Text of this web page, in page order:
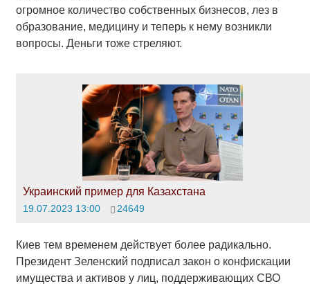
огромное количество собственных бизнесов, лез в
образование, медицину и теперь к нему возникли
вопросы. Деньги тоже стреляют.
Украинский пример для Казахстана
19.07.2023 13:00 24649
Киев тем временем действует более радикально.
Президент Зеленский подписал закон о конфискации
имущества и активов у лиц, поддерживающих СВО